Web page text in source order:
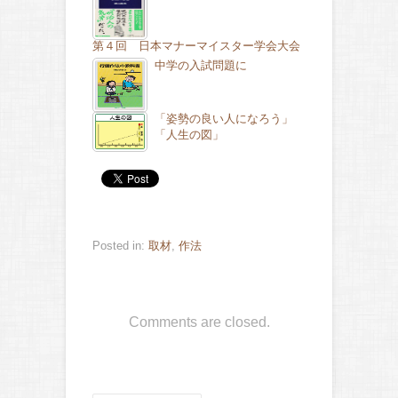
第４回 日本マナーマイスター学会大会
中学の入試問題に
「姿勢の良い人になろう」
「人生の図」
Posted in: 取材, 作法
Comments are closed.